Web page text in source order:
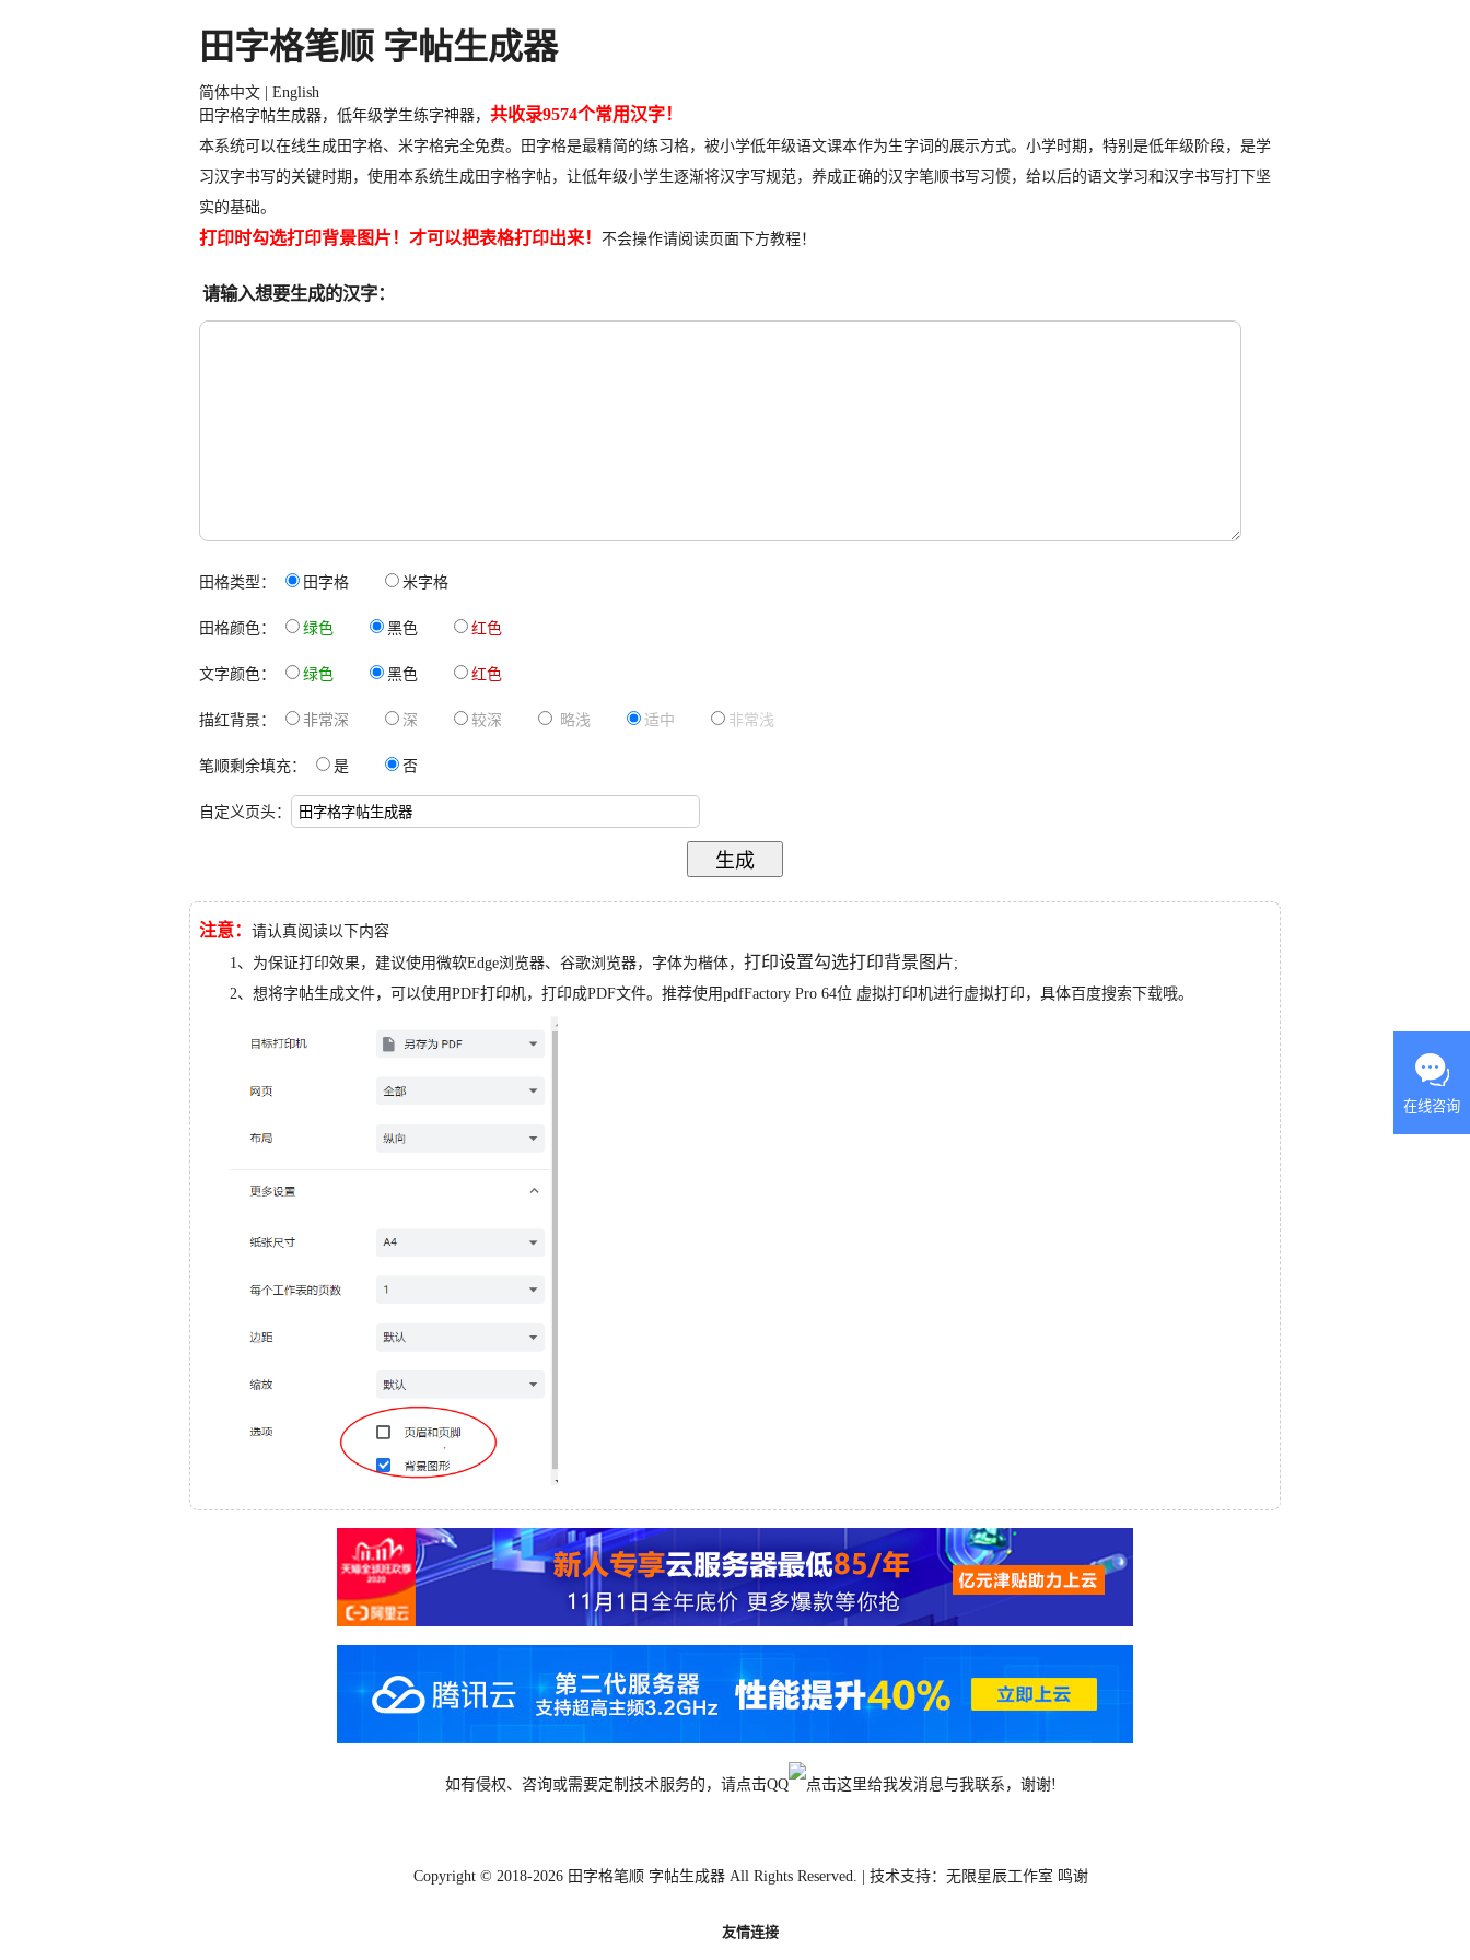
田字格笔顺 字帖生成器
简体中文
English
田字格字帖生成器，低年级学生练字神器， 共收录9574个常用汉字！
本系统可以在线生成田字格、米字格完全免费。田字格是最精简的练习格，被小学低年级语文课本作为生字词的展示方式。小学时期，特别是低年级阶段，是学
习汉字书写的关键时期，使用本系统生成田字格字帖，让低年级小学生逐渐将汉字写规范，养成正确的汉字笔顺书写习惯，给以后的语文学习和汉字书写打下坚
实的基础。
打印时勾选打印背景图片！ 才可以把表格打印出来！ 不会操作请阅读页面下方教程！
请输入想要生成的汉字：
田格类型： 田字格 米字格
田格颜色： 绿色 黑色 红色
文字颜色： 绿色 黑色 红色
描红背景： 非常深 深 较深 略浅 适中 非常浅
笔顺剩余填充： 是 否
自定义页头：
注意： 请认真阅读以下内容
1、为保证打印效果，建议使用微软Edge浏览器、谷歌浏览器，字体为楷体， 打印设置勾选打印背景图片;
2、想将字帖生成文件，可以使用PDF打印机，打印成PDF文件。推荐使用pdfFactory Pro 64位 虚拟打印机进行虚拟打印，具体百度搜索下载哦。
如有侵权、咨询或需要定制技术服务的，请点击QQ 与我联系，谢谢!
Copyright © 2018-2026 田字格笔顺 字帖生成器All Rights Reserved. | 技术支持： 无限星辰工作室 鸣谢
友情连接